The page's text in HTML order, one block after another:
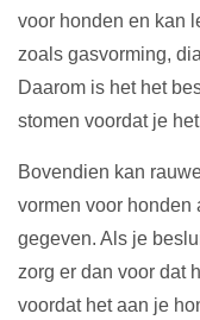
voor honden en kan
zoals gasvorming,
Daarom is het het
stomen voordat je
Bovendien kan
vormen voor honden
gegeven. Als je
zorg er dan voor dat
voordat het aan je